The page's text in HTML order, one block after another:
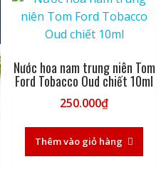
Nước hoa nam trung niên Tom
Ford Tobacco Oud chiết 10ml
250.000₫
Thêm vào giỏ hàng